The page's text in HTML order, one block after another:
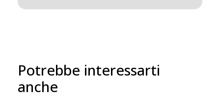
Potrebbe interessarti
anche